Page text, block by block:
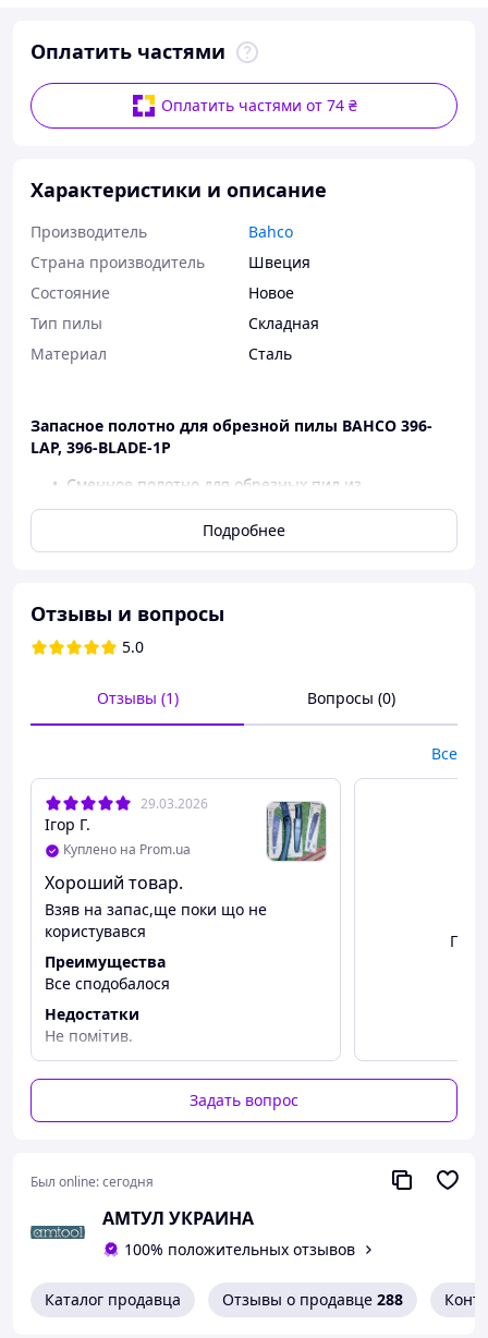
Оплатить частями
Оплатить частями от 74 ₴
Характеристики и описание
Производитель
Bahco
Страна производитель
Швеция
Состояние
Новое
Тип пилы
Складная
Материал
Сталь
Запасное полотно для обрезной пилы BAHCO 396-
LAP, 396-BLADE-1P
Сменное полотно для обрезных пил из
комплектаLAP-KNIFE,
полотно с зубьями JT-геометрии применимо для
пиления
подходит для всей серии пил Bahco 396,
Произведено компанией BAHCO в Швеции.
Подробнее
Отзывы и вопросы
5.0
Отзывы (1) Вопросы (0)
Все
29.03.2026
Ігор Г.
Куплено на Prom.ua
Хороший товар.
Взяв на запас,ще поки що не
користувався
Преимущества
Все сподобалося
Недостатки
Не помітив.
Задать вопрос
Был online:сегодня
АМТУЛ УКРАИНА
100% положительных отзывов
Каталог продавца Отзывы о продавце 288